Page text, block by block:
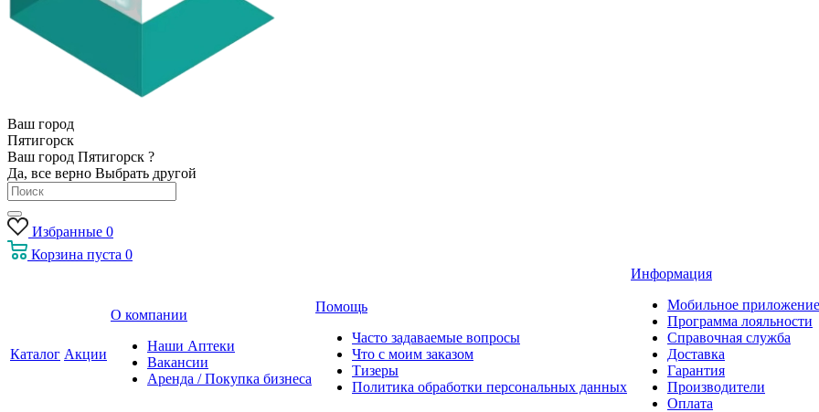
Ваш город
Пятигорск
Ваш город Пятигорск ?
Да, все верно Выбрать другой
Избранные 0
Корзина пуста 0
Каталог Акции
О компании
Наши Аптеки
Вакансии
Аренда / Покупка бизнеса
Помощь
Часто задаваемые вопросы
Что с моим заказом
Тизеры
Политика обработки персональных данных
Информация
Мобильное приложение
Программа лояльности
Справочная служба
Доставка
Гарантия
Производители
Оплата